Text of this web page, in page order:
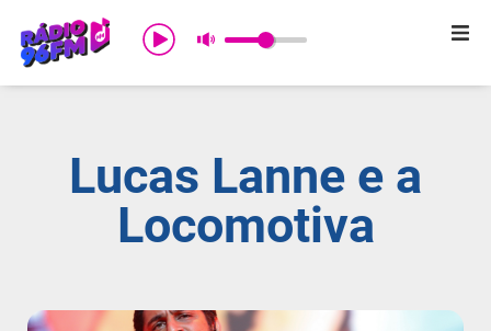
Início
Notícias
Lucas Lanne e a
Locomotiva